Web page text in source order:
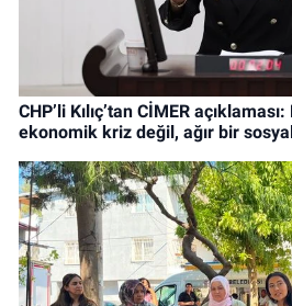
CHP’li Kılıç’tan CİMER
ekonomik kriz değil, ağır bir sosyal